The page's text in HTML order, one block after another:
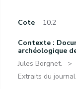
Cote 10.2
Contexte :
archéologique
Jules Borgnet.
Extraits du